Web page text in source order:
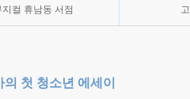
지컬 휴남동 서점
첫 청소년 에세이